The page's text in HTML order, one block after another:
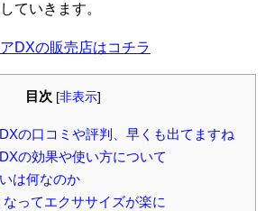
ていきます。
DXの販売店はコチラ
目次 [非表示]
の口コミや評判、早くも出てますね
の効果や使い方について
は何なのか
ってエクササイズが楽に